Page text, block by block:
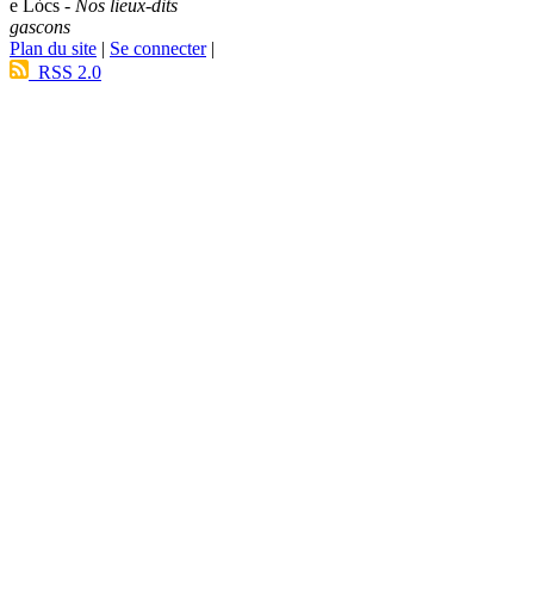
e Lòcs - Nos lieux-dits
gascons
Plan du site | Se connecter|
RSS 2.0